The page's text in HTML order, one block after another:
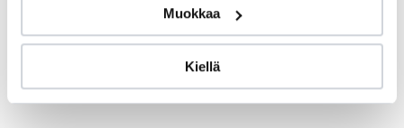
Muokkaa
Kiellä